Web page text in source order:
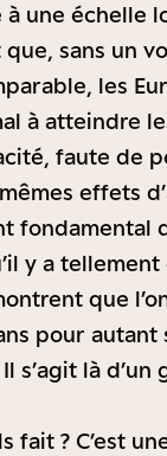
une échelle
que, sans un
les
à atteindre
faute de
effets
fondamental
y a tellement
que
pour autant
s’agit là d’un
fait ? C’est